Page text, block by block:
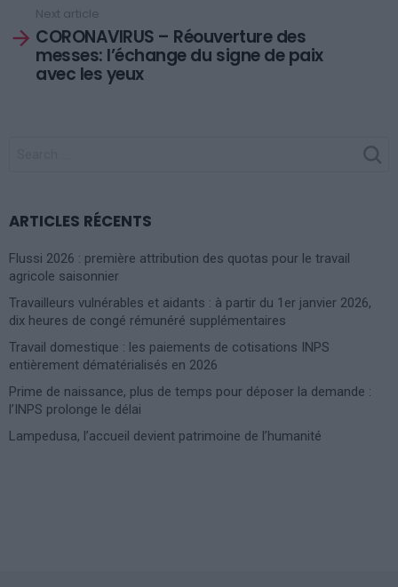
Next article
CORONAVIRUS – Réouverture des
messes: l’échange du signe de paix
avec les yeux
ARTICLES RÉCENTS
Flussi 2026 : première attribution des quotas pour le travail
agricole saisonnier
Travailleurs vulnérables et aidants : à partir du 1er janvier 2026,
dix heures de congé rémunéré supplémentaires
Travail domestique : les paiements de cotisations INPS
entièrement dématérialisés en 2026
Prime de naissance, plus de temps pour déposer la demande :
l’INPS prolonge le délai
Lampedusa, l’accueil devient patrimoine de l’humanité